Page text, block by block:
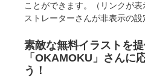
ことができます。（リンクが
ストレーターさんが非表示の設
素敵な無料イラストを
「OKAMOKU」さんに
う！